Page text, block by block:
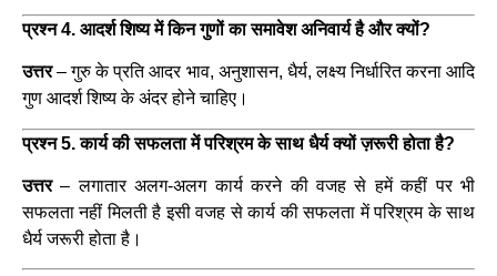
प्रश्न 4. आदर्श शिष्य में किन गुणों का समावेश अनिवार्य है और क्यों?
उत्तर– गुरु के प्रति आदर भाव, अनुशासन, धैर्य, लक्ष्य निर्धारित करना आदि
गुण आदर्श शिष्य के अंदर होने चाहिए।
प्रश्न 5. कार्य की सफलता में परिश्रम के साथ धैर्य क्यों ज़रूरी होता है?
उत्तर– लगातार अलग-अलग कार्य करने की वजह से हमें कहीं पर भी
सफलता नहीं मिलती है इसी वजह से कार्य की सफलता में परिश्रम के साथ
धैर्य जरूरी होता है।